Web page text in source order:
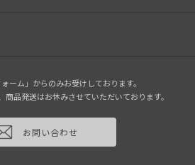
ーム」からのみお受けしております。
品発送はお休みさせていただいております。
お問い合わせ